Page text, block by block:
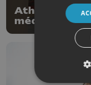
Athlétisme:
médaillé aux
Belgique